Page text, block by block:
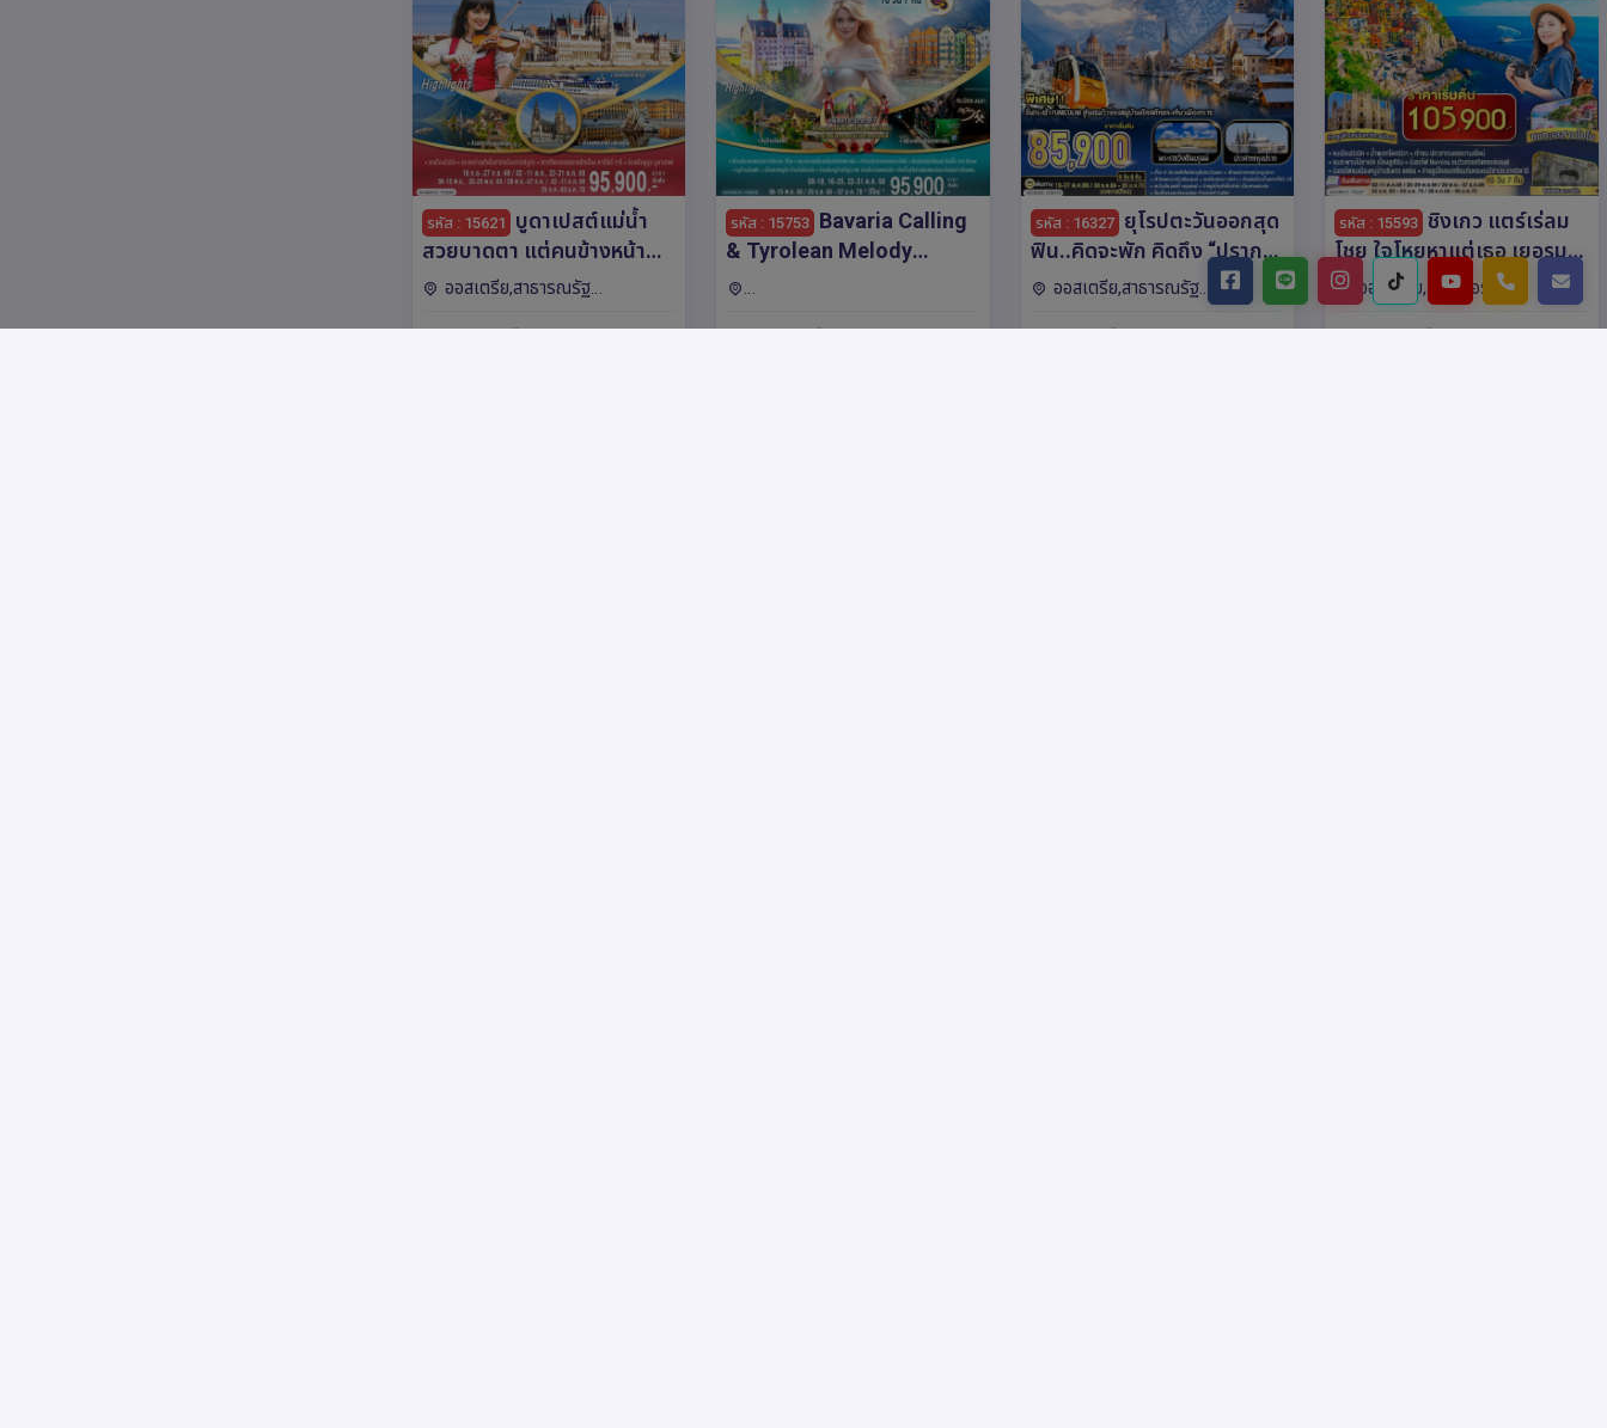
รหัส : 15621 บูดาเปสต์แม่น้ำ
สวยบาดตา แต่คนข้างหน้า
สวยบาดใจเยอรมนี ออสเตรีย
ออสเตรีย,สาธารณรัฐ
รหัส : 15753 Bavaria Calling
& Tyrolean Melody
เยอรมนี ออสเตรีย
รหัส : 16327 ยุโรปตะวันออกสุด
ฟิน..คิดจะพัก คิดถึง “ปราก”
แต่อยากอยู่ยาวๆ ต้อง
“ฮัลสตัท” ออสเตรีย ฮังการี
ออสเตรีย,สาธารณรัฐ
รหัส : 15593 ชิงเกว แตร์เร่ลม
โชย ใจโหยหาแต่เธอ เยอรมนี
ออสเตรีย สวิตเซอร์แลนด์
อิตาลี ลิกเตนสไตน์ 10 วัน 7
ออสเตรีย,สวิตเซอร์